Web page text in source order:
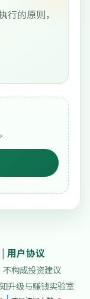
的原则，
| 用户协议
构成投资建议
升级与赚钱实验室